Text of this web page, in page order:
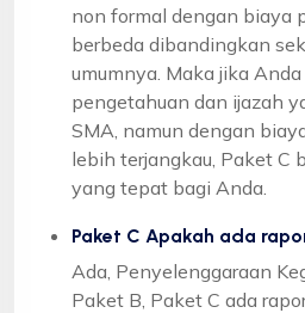
non formal dengan biaya
berbeda dibandingkan
umumnya. Maka jika
pengetahuan dan ijazah
SMA, namun dengan
lebih terjangkau, Paket C
yang tepat bagi Anda.
Paket C Apakah ada
Ada, Penyelenggaraan
Paket B, Paket C ada